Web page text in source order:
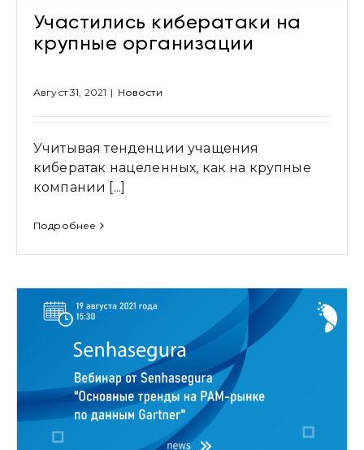
Участились кибератаки на
крупные организации
Август 31, 2021 | Новости
Учитывая тенденции учащения
кибератак нацеленных, как на крупные
компании [...]
Подробнее